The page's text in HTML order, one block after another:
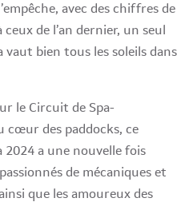
avec des chiffres de
de l’an dernier, un seul
vaut bien tous les soleils dans
le Circuit de Spa-
cœur des paddocks, ce
a une nouvelle fois
de mécaniques et
que les amoureux des